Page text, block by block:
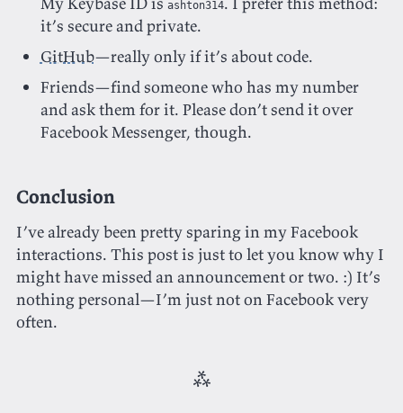
ashton314
it’s secure and private.
GitHub—really only if it’s about code.
Friends—find someone who has my number
and ask them for it. Please don’t send it over
Facebook Messenger, though.
Conclusion
I’ve already been pretty sparing in my Facebook
interactions. This post is just to let you know why I
might have missed an announcement or two. :) It’s
nothing personal—I’m just not on Facebook very
often.
⁂